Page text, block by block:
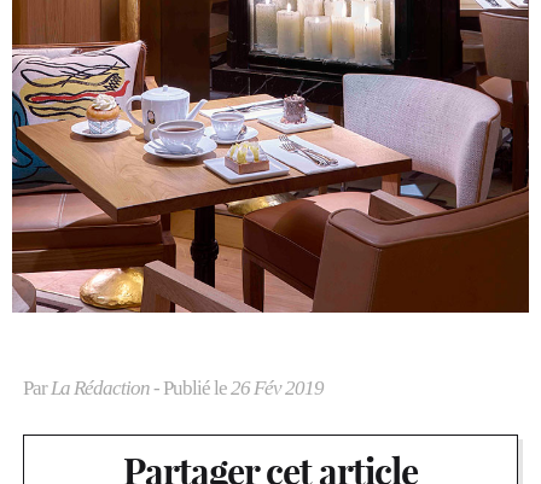
ParLa Rédaction- Publié le26 Fév 2019
Partager cet article